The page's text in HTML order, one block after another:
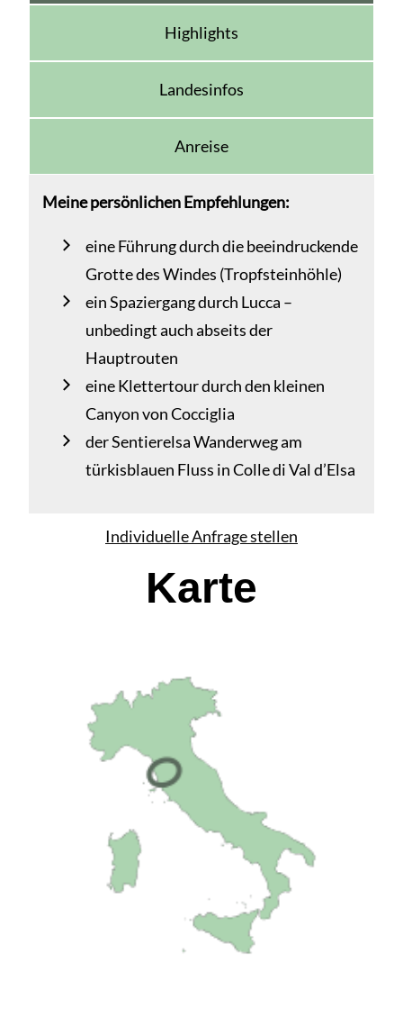
Highlights
Landesinfos
Anreise
Meine persönlichen Empfehlungen:
eine Führung durch die beeindruckende
Grotte des Windes (Tropfsteinhöhle)
ein Spaziergang durch Lucca –
unbedingt auch abseits der
Hauptrouten
eine Klettertour durch den kleinen
Canyon von Cocciglia
der Sentierelsa Wanderweg am
türkisblauen Fluss in Colle di Val d’Elsa
Individuelle Anfrage stellen
Karte